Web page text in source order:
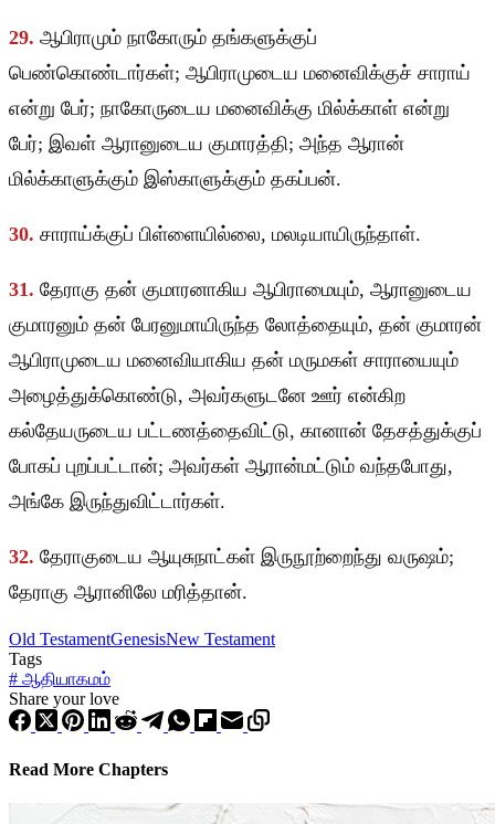
29. ஆபிராமும் நாகோரும் தங்களுக்குப்
பெண்கொண்டார்கள்; ஆபிராமுடைய மனைவிக்குச் சாராய்
என்று பேர்; நாகோருடைய மனைவிக்கு மில்க்காள் என்று
பேர்; இவள் ஆரானுடைய குமாரத்தி; அந்த ஆரான்
மில்க்காளுக்கும் இஸ்காளுக்கும் தகப்பன்.
30. சாராய்க்குப் பிள்ளையில்லை, மலடியாயிருந்தாள்.
31. தேராகு தன் குமாரனாகிய ஆபிராமையும், ஆரானுடைய
குமாரனும் தன் பேரனுமாயிருந்த லோத்தையும், தன் குமாரன்
ஆபிராமுடைய மனைவியாகிய தன் மருமகள் சாராயையும்
அழைத்துக்கொண்டு, அவர்களுடனே ஊர் என்கிற
கல்தேயருடைய பட்டணத்தைவிட்டு, கானான் தேசத்துக்குப்
போகப் புறப்பட்டான்; அவர்கள் ஆரான்மட்டும் வந்தபோது,
அங்கே இருந்துவிட்டார்கள்.
32. தேராகுடைய ஆயுசுநாட்கள் இருநூற்றைந்து வருஷம்;
தேராகு ஆரானிலே மரித்தான்.
Old TestamentGenesisNew Testament
Tags
# ஆதியாகமம்
Share your love
Read More Chapters